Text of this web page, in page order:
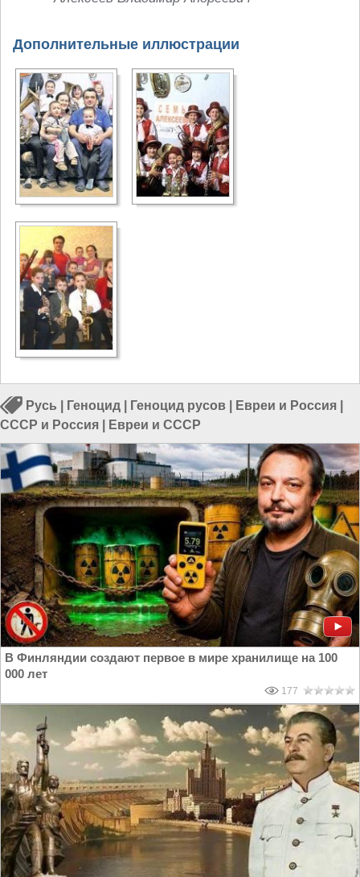
Дополнительные иллюстрации
Русь Геноцид Геноцид русов Евреи и Россия
СССР и Россия
Евреи и СССР
В Финляндии создают первое в мире хранилище на 100
000 лет
177